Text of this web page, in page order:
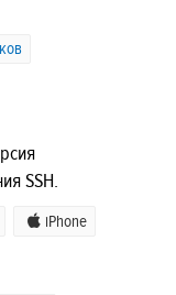
SSH.
iPhone